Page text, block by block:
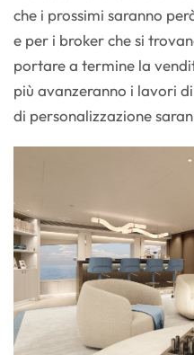
che i prossimi saranno
e per i broker che si
portare a termine la
più avanzeranno i lavori
di personalizzazione